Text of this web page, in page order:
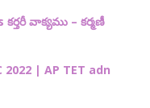
వాక్యము – కర్మణీ
2022 | AP TET adn